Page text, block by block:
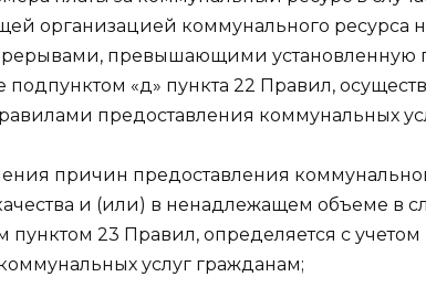
организацией коммунального ресурса
превышающими установленную
«д» пункта 22 Правил,
предоставления коммунальных
причин предоставления
и (или) в ненадлежащем объеме в
пунктом 23 Правил, определяется с учетом
услуг гражданам;